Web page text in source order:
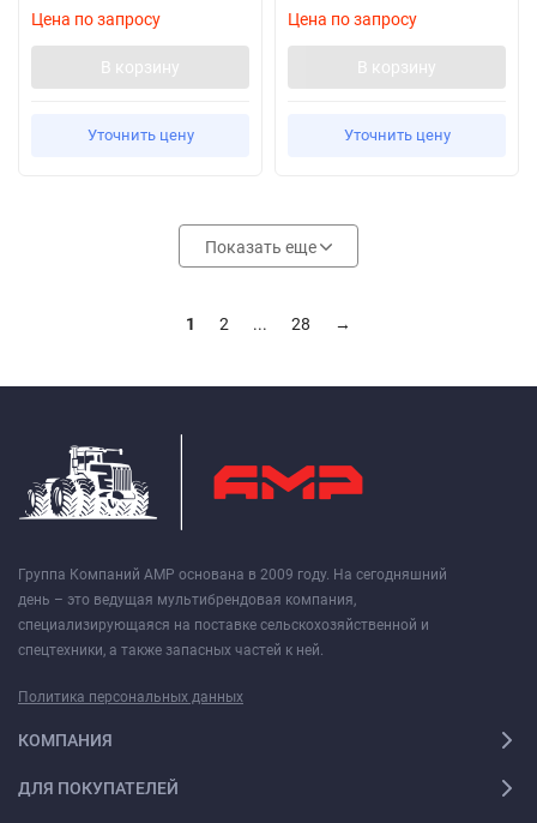
Цена по запросу
В корзину
Уточнить цену
Цена по запросу
В корзину
Уточнить цену
Показать еще
1 2 ... 28 →
Группа Компаний АМР основана в 2009 году. На сегодняшний
день – это ведущая мультибрендовая компания,
специализирующаяся на поставке сельскохозяйственной и
спецтехники, а также запасных частей к ней.
Политика персональных данных
КОМПАНИЯ
ДЛЯ ПОКУПАТЕЛЕЙ